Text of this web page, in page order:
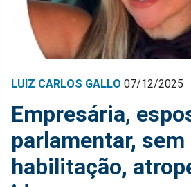
LUIZ CARLOS GALLO 07/12/2025
Empresária,
parlamentar, sem
habilitação,